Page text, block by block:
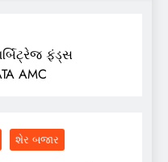
ફંડ્સ
AMC
શેર બજાર